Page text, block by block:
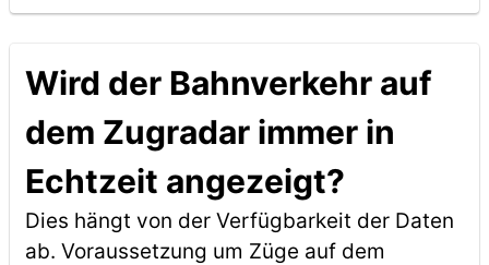
Wird der Bahnverkehr auf
dem Zugradar immer in
Echtzeit angezeigt?
Dies hängt von der Verfügbarkeit der Daten
ab. Voraussetzung um Züge auf dem